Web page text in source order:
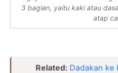
3 bagian, yaitu kaki atau
atap
Related: Dadakan ke